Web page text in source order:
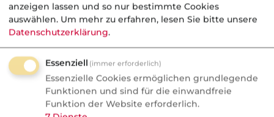
anzeigen lassen und so nur bestimmte Cookies
auswählen. Um mehr zu erfahren, lesen Sie bitte unsere
Datenschutzerklärung.
Essenziell (immer erforderlich)
Essenzielle Cookies ermöglichen grundlegende
Funktionen und sind für die einwandfreie
Funktion der Website erforderlich.